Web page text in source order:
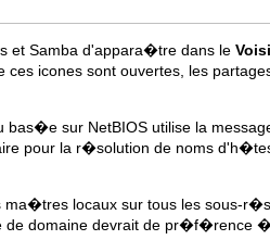
et Samba d'appara�tre dans le
icones sont ouvertes, les
sur NetBIOS utilise la
pour la r�solution de noms
locaux sur tous les sous-
domaine devrait de pr�f�rence